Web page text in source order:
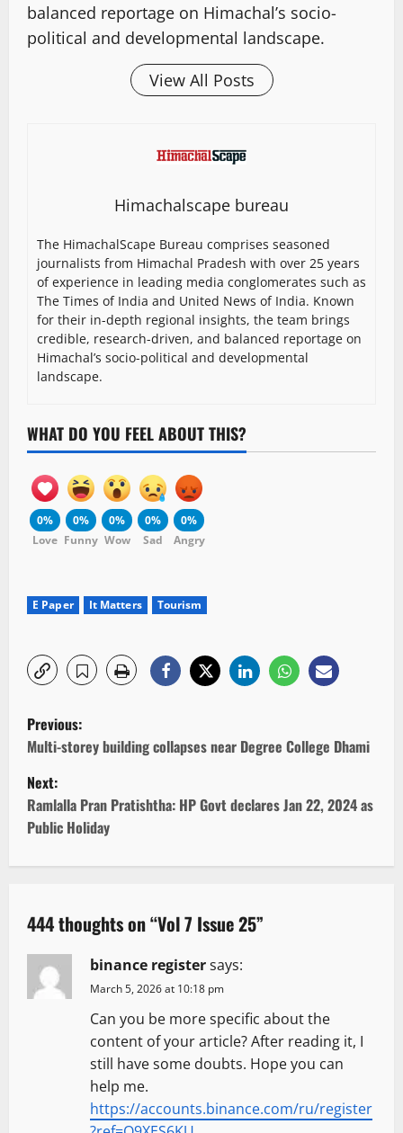
balanced reportage on Himachal’s socio-
political and developmental landscape.
View All Posts
Himachalscape bureau
The HimachalScape Bureau comprises seasoned
journalists from Himachal Pradesh with over 25 years
of experience in leading media conglomerates such as
The Times of India and United News of India. Known
for their in-depth regional insights, the team brings
credible, research-driven, and balanced reportage on
Himachal’s socio-political and developmental
landscape.
WHAT DO YOU FEEL ABOUT THIS?
0%
Love
0%
Funny
0%
Wow
0%
Sad
0%
Angry
E Paper It Matters Tourism
P
o
s
t
n
a
v
Previous:
Multi-storey building collapses near Degree College Dhami
Next:
Ramlalla Pran Pratishtha: HP Govt declares Jan 22, 2024 as
Public Holiday
444 thoughts on “Vol 7 Issue 25”
binance registersays:
March 5, 2026 at 10:18 pm
Can you be more specific about the
content of your article? After reading it, I
still have some doubts. Hope you can
help me.
https://accounts.binance.com/ru/register